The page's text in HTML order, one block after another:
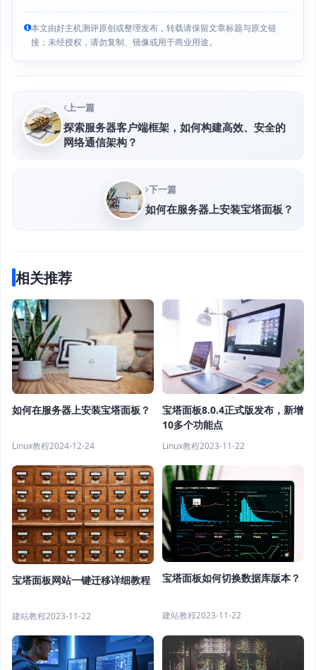
本文由好主机测评原创或整理发布，转载请保留文章标题与原文链
接；未经授权，请勿复制、镜像或用于商业用途。
上一篇
探索服务器客户端框架，如何构建高效、安全的
网络通信架构？
下一篇
如何在服务器上安装宝塔面板？
相关推荐
如何在服务器上安装宝塔面板？
Linux教程2024-12-24
宝塔面板8.0.4正式版发布，新增
10多个功能点
Linux教程2023-11-22
宝塔面板网站一键迁移详细教程
建站教程2023-11-22
宝塔面板如何切换数据库版本？
建站教程2023-11-22